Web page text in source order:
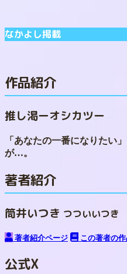
なかよし掲載
作品紹介
推し渇ーオシカツー
「あなたの一番になりたい
が…。
著者紹介
筒井いつき つついいつき
著者紹介ページ この著者の
公式X